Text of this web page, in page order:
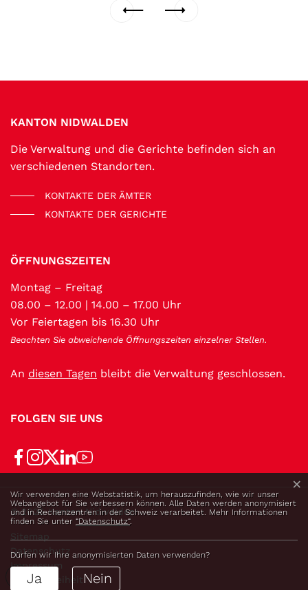
KANTON NIDWALDEN
Die Verwaltung und die Gerichte befinden sich an
verschiedenen Standorten.
KONTAKTE DER ÄMTER
KONTAKTE DER GERICHTE
ÖFFNUNGSZEITEN
Montag – Freitag
08.00 – 12.00 | 14.00 – 17.00 Uhr
Vor Feiertagen bis 16.30 Uhr
Beachten Sie abweichende Öffnungszeiten einzelner Stellen.
An diesen Tagen bleibt die Verwaltung geschlossen.
FOLGEN SIE UNS
© 2026 Kanton Nidwalden
Toolbar
Sitemap
Datenschutz
Impressum
Barrierefreiheit
Webstatistik
Wir verwenden eine Webstatistik, um herauszufinden, wie wir unser
Webangebot für Sie verbessern können. Alle Daten werden anonymisiert
und in Rechenzentren in der Schweiz verarbeitet. Mehr Informationen
finden Sie unter “Datenschutz“.
Dürfen wir Ihre anonymisierten Daten verwenden?
Ja Nein
×